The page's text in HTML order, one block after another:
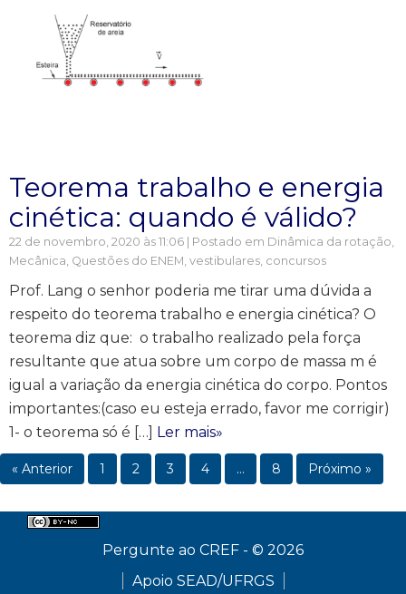
Teorema trabalho e energia
cinética: quando é válido?
22 de novembro, 2020 às 11:06 | Postado em Dinâmica da rotação,
Mecânica, Questões do ENEM, vestibulares, concursos
Prof. Lang o senhor poderia me tirar uma dúvida a
respeito do teorema trabalho e energia cinética? O
teorema diz que: o trabalho realizado pela força
resultante que atua sobre um corpo de massa m é
igual a variação da energia cinética do corpo. Pontos
importantes:(caso eu esteja errado, favor me corrigir)
1- o teorema só é […] Ler mais»
« Anterior 1 2 3 4 … 8 Próximo »
Pergunte ao CREF - © 2026
Apoio SEAD/UFRGS